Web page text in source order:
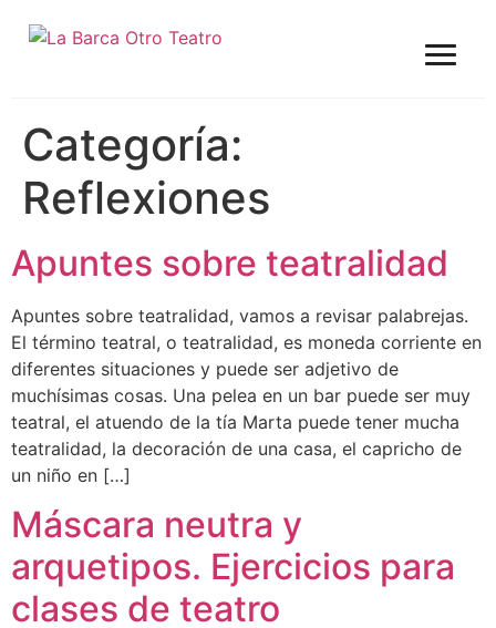
Categoría:
Reflexiones
Apuntes sobre teatralidad
Apuntes sobre teatralidad, vamos a revisar palabrejas.
El término teatral, o teatralidad, es moneda corriente en
diferentes situaciones y puede ser adjetivo de
muchísimas cosas. Una pelea en un bar puede ser muy
teatral, el atuendo de la tía Marta puede tener mucha
teatralidad, la decoración de una casa, el capricho de
un niño en […]
Máscara neutra y
arquetipos. Ejercicios para
clases de teatro